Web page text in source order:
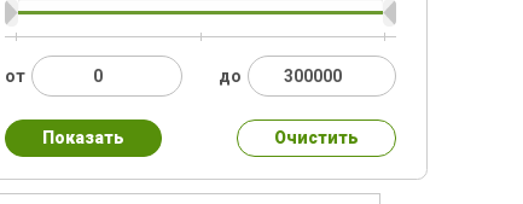
от до
Показать Очистить